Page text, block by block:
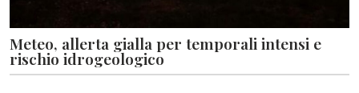
Meteo, allerta gialla per temporali intensi e
rischio idrogeologico